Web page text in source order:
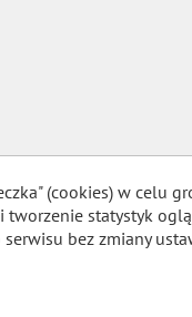
(cookies) w celu
statystyk
serwisu bez zmiany